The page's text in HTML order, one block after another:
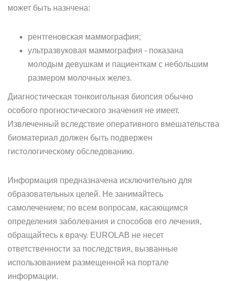
может быть назнчена:
рентгеновская маммография;
ультразвуковая маммография - показана
молодым девушкам и пациенткам с небольшим
размером молочных желез.
Диагностическая тонкоигольная биопсия обычно
особого прогностического значения не имеет.
Извлеченный вследствие оперативного вмешательства
биоматериал должен быть подвержен
гистологическому обследованию.
Информация предназначена исключительно для
образовательных целей. Не занимайтесь
самолечением; по всем вопросам, касающимся
определения заболевания и способов его лечения,
обращайтесь к врачу. EUROLAB не несет
ответственности за последствия, вызванные
использованием размещенной на портале
информации.